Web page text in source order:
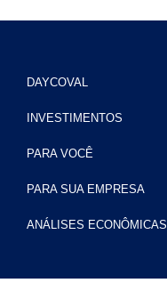
DAYCOVAL
INVESTIMENTOS
PARA VOCÊ
PARA SUA EMPRESA
ANÁLISES ECONÔMICAS